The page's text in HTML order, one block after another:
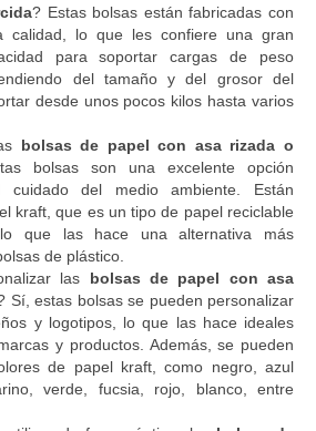
? Estas bolsas están fabricadas con
calidad, lo que les confiere una gran
para soportar cargas de peso
del tamaño y del grosor del
desde unos pocos kilos hasta varios
bolsas de papel con asa rizada o
bolsas son una excelente opción
cuidado del medio ambiente. Están
kraft, que es un tipo de papel reciclable
que las hace una alternativa más
de plástico.
las bolsas de papel con asa
Sí, estas bolsas se pueden personalizar
y logotipos, lo que las hace ideales
y productos. Además, se pueden
de papel kraft, como negro, azul
verde, fucsia, rojo, blanco, entre